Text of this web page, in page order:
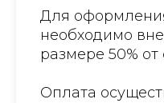
Для
необходимо
размере 50% от
Оплата